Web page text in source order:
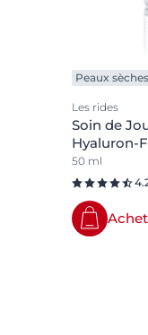
Peaux sèches
Les rides
Soin de
Hyaluron-
50 ml